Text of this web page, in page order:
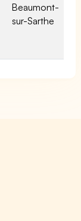
Beaumont-
sur-Sarthe